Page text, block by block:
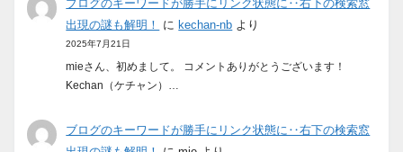
ブログのキーワードが勝手にリンク状態に‥右下の検索窓
出現の謎も解明！
に kechan-nb より
2025年7月21日
mieさん、初めまして。 コメントありがとうございます！
Kechan（ケチャン）…
ブログのキーワードが勝手にリンク状態に‥右下の検索窓